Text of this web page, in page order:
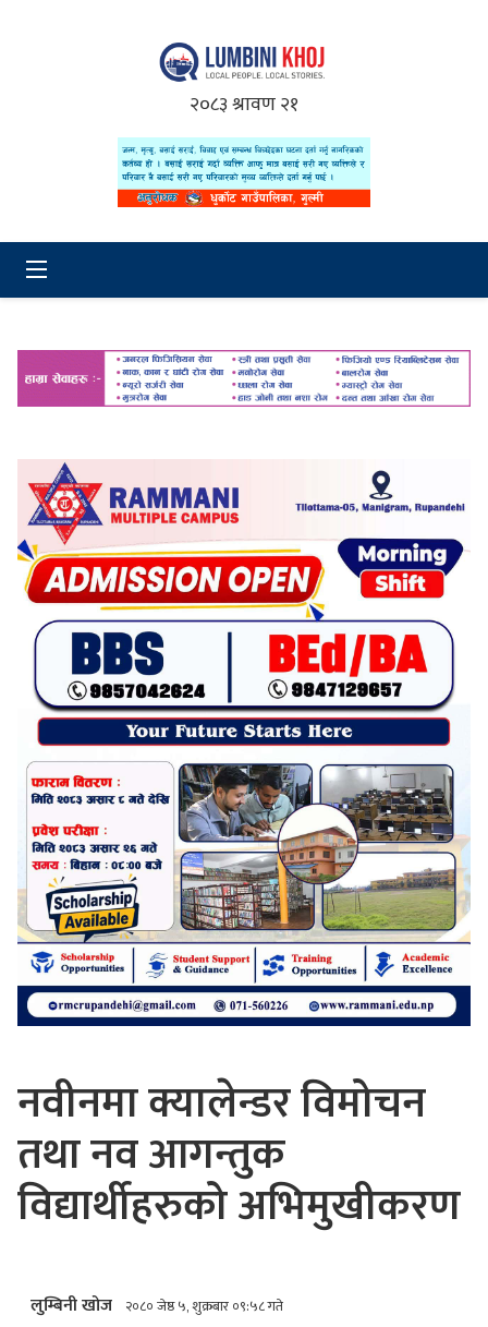
२०८३ श्रावण २१
नवीनमा क्यालेन्डर विमोचन
तथा नव आगन्तुक
विद्यार्थीहरुको अभिमुखीकरण
लुम्बिनी खोज २०८० जेष्ठ ५, शुक्रबार ०९:५८ गते